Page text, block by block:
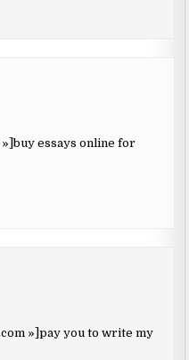
essays online for
»]pay you to write my